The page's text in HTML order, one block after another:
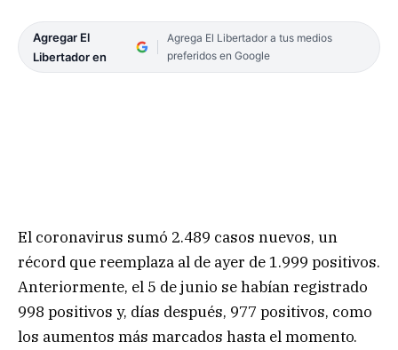
Agregar El
Libertador en
Agrega El Libertador a tus medios
preferidos en Google
El coronavirus sumó 2.489 casos nuevos, un
récord que reemplaza al de ayer de 1.999 positivos.
Anteriormente, el 5 de junio se habían registrado
998 positivos y, días después, 977 positivos, como
los aumentos más marcados hasta el momento.